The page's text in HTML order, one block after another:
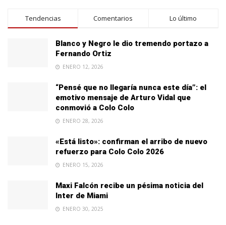
Tendencias Comentarios Lo último
Blanco y Negro le dio tremendo portazo a
Fernando Ortiz
ENERO 12, 2026
“Pensé que no llegaría nunca este día”: el
emotivo mensaje de Arturo Vidal que
conmovió a Colo Colo
ENERO 28, 2026
«Está listo»: confirman el arribo de nuevo
refuerzo para Colo Colo 2026
ENERO 15, 2026
Maxi Falcón recibe un pésima noticia del
Inter de Miami
ENERO 30, 2025